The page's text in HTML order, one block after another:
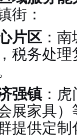
街：
片区：南
税务处
强镇：虎
会展家具
提供定